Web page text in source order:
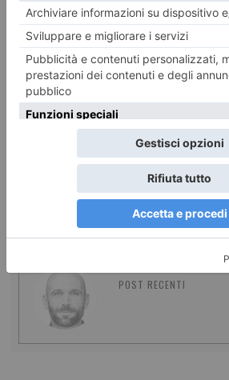
5 LUGLIO 2018
REDAZIONE IL TORINESE
POST RECENTI